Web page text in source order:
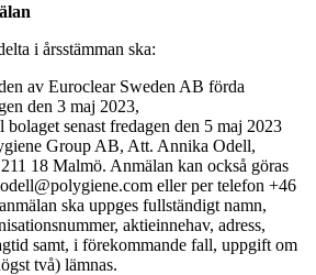
i årsstämman ska:
av Euroclear Sweden AB förda
den 3 maj 2023,
bolaget senast fredagen den 5 maj 2023
Group AB, Att. Annika Odell,
18 Malmö. Anmälan kan också göras
eller per telefon +46
ska uppges fullständigt namn,
aktieinnehav, adress,
samt, i förekommande fall, uppgift om
två) lämnas.